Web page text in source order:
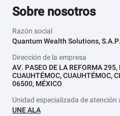
Sobre nosotros
Razón social
Quantum Wealth Solutions,
Dirección de la empresa
AV. PASEO DE LA REFORMA
CUAUHTÉMOC, CUAUHTÉMOC,
06500, MÉXICO
Unidad especializada de atención
UNE ALA